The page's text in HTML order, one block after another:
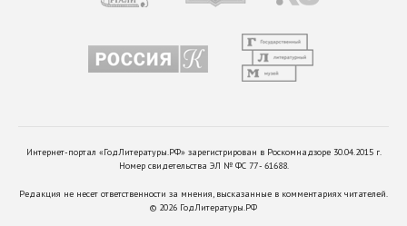
Интернет-портал «ГодЛитературы.РФ» зарегистрирован в Роскомнадзоре 30.04.2015 г.
Номер свидетельства ЭЛ № ФС 77 - 61688.
Редакция не несет ответственности за мнения, высказанные в комментариях читателей.
© 2026 ГодЛитературы.РФ